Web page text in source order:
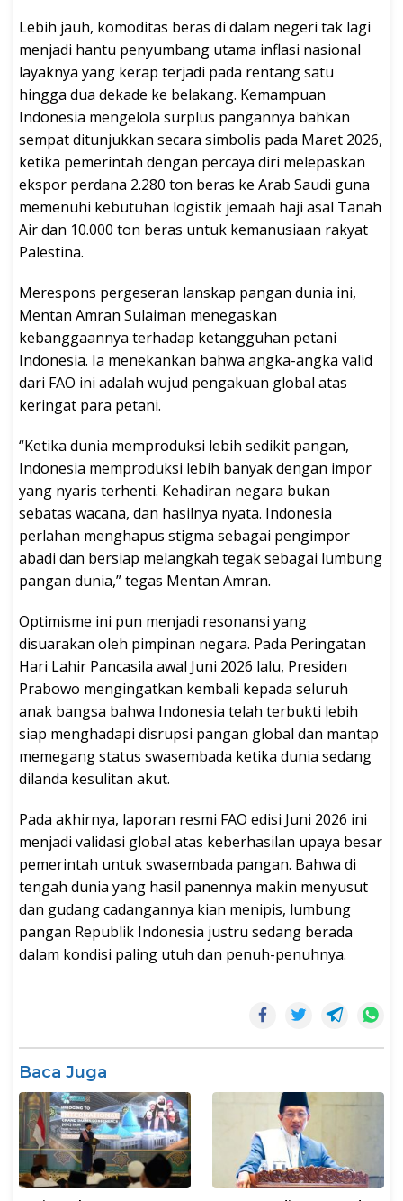
Lebih jauh, komoditas beras di dalam negeri tak lagi
menjadi hantu penyumbang utama inflasi nasional
layaknya yang kerap terjadi pada rentang satu
hingga dua dekade ke belakang. Kemampuan
Indonesia mengelola surplus pangannya bahkan
sempat ditunjukkan secara simbolis pada Maret 2026,
ketika pemerintah dengan percaya diri melepaskan
ekspor perdana 2.280 ton beras ke Arab Saudi guna
memenuhi kebutuhan logistik jemaah haji asal Tanah
Air dan 10.000 ton beras untuk kemanusiaan rakyat
Palestina.
Merespons pergeseran lanskap pangan dunia ini,
Mentan Amran Sulaiman menegaskan
kebanggaannya terhadap ketangguhan petani
Indonesia. Ia menekankan bahwa angka-angka valid
dari FAO ini adalah wujud pengakuan global atas
keringat para petani.
“Ketika dunia memproduksi lebih sedikit pangan,
Indonesia memproduksi lebih banyak dengan impor
yang nyaris terhenti. Kehadiran negara bukan
sebatas wacana, dan hasilnya nyata. Indonesia
perlahan menghapus stigma sebagai pengimpor
abadi dan bersiap melangkah tegak sebagai lumbung
pangan dunia,” tegas Mentan Amran.
Optimisme ini pun menjadi resonansi yang
disuarakan oleh pimpinan negara. Pada Peringatan
Hari Lahir Pancasila awal Juni 2026 lalu, Presiden
Prabowo mengingatkan kembali kepada seluruh
anak bangsa bahwa Indonesia telah terbukti lebih
siap menghadapi disrupsi pangan global dan mantap
memegang status swasembada ketika dunia sedang
dilanda kesulitan akut.
Pada akhirnya, laporan resmi FAO edisi Juni 2026 ini
menjadi validasi global atas keberhasilan upaya besar
pemerintah untuk swasembada pangan. Bahwa di
tengah dunia yang hasil panennya makin menyusut
dan gudang cadangannya kian menipis, lumbung
pangan Republik Indonesia justru sedang berada
dalam kondisi paling utuh dan penuh-penuhnya.
Baca Juga